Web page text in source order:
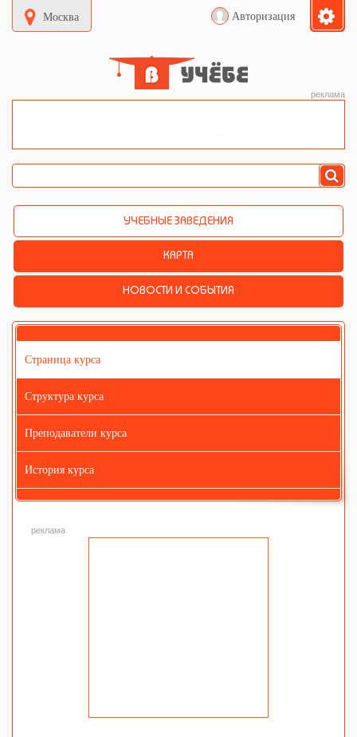
Москва Авторизация
реклама
УЧЕБНЫЕ ЗАВЕДЕНИЯ
КАРТА
НОВОСТИ И СОБЫТИЯ
Страница курса
Структура курса
Преподаватели курса
История курса
реклама